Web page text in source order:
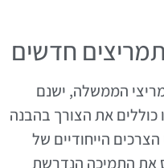
חדשים
הממשלה, ישנם
את הצורך בהבנה
הייחודיים של
את התמיכה הנדרשת